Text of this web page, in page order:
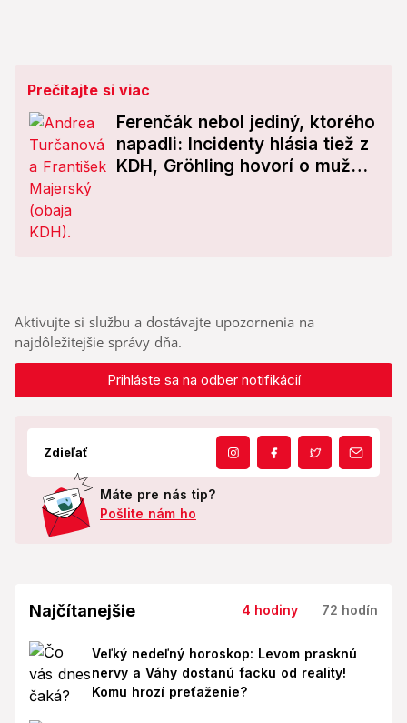
Prečítajte si viac
Ferenčák nebol jediný, ktorého
napadli: Incidenty hlásia tiež z
KDH, Gröhling hovorí o mužovi
Aktivujte si službu a dostávajte upozornenia na
najdôležitejšie správy dňa.
Prihláste sa na odber notifikácií
Zdieľať
Máte pre nás tip?
Pošlite nám ho
Najčítanejšie 4 hodiny 72 hodín
Veľký nedeľný horoskop: Levom prasknú
nervy a Váhy dostanú facku od reality!
Komu hrozí preťaženie?